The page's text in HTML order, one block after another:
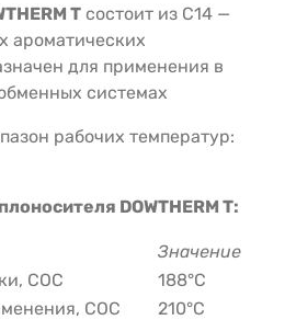
T состоит из С14 —
ароматических
для применения в
системах
рабочих температур:
DOWTHERM T:
Значение
СОС
188°C
СОС
210°C